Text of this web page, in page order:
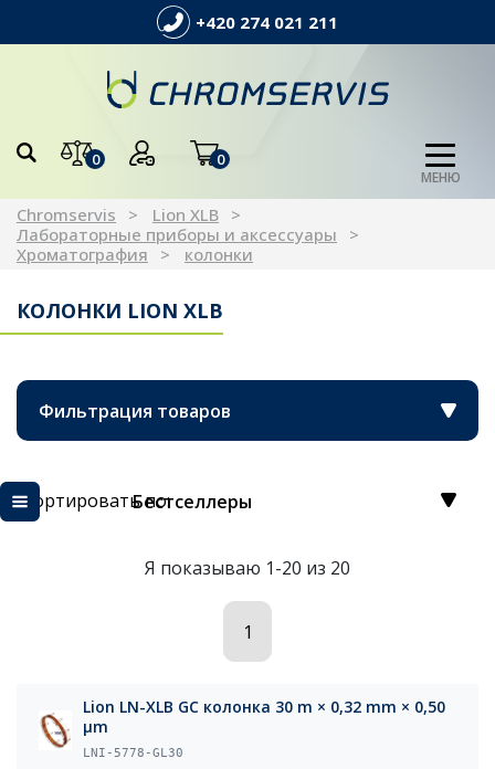
+420 274 021 211
0 0
МЕНЮ
Chromservis
Lion XLB
Лабораторные приборы и аксессуары
Хроматография
колонки
КОЛОНКИ LION XLB
Фильтрация товаров
Сортировать по:Бестселлеры
Я показываю 1-20 из 20
1
Lion LN-XLB GC колонка 30 m × 0,32 mm × 0,50
µm
LNI-5778-GL30